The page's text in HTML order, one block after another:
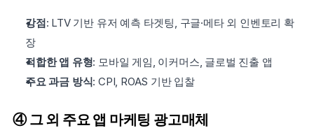
강점: LTV 기반 유저 예측 타겟팅, 구글·메타 외 인벤토리 확
장
적합한 앱 유형: 모바일 게임, 이커머스, 글로벌 진출 앱
주요 과금 방식: CPI, ROAS 기반 입찰
④ 그 외 주요 앱 마케팅 광고매체